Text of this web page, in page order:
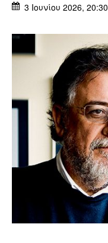
3 Ιουνίου 2026, 20:30